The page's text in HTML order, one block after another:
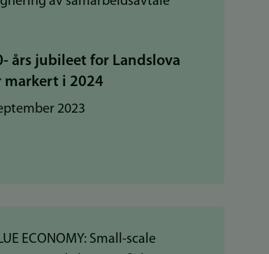
års jubileet for Landslova
markert i 2024
2023